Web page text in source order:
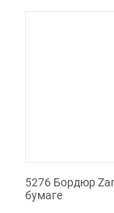
5276 Бордюр
бумаге